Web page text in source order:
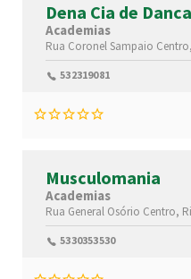
Dena Cia de Danca
Academias
Rua Coronel Sampaio Centro,
532319081
Musculomania
Academias
Rua General Osório Centro,
5330353530